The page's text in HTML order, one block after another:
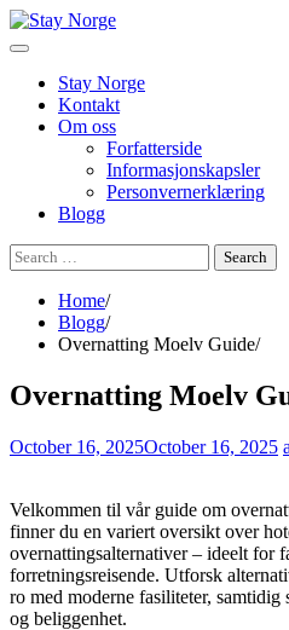
Skip
to
Stay Norge
Kontakt
Om oss
Forfatterside
Informasjonskapsler
Personvernerklæring
Blogg
Search
for:
Home
Blogg
Overnatting Moelv Guide
Overnatting Moelv
October 16, 2025October 16, 2025
Velkommen til vår guide om
finner du en variert oversikt over
overnattingsalternativer – ideelt for
forretningsreisende. Utforsk
ro med moderne fasiliteter,
og beliggenhet.